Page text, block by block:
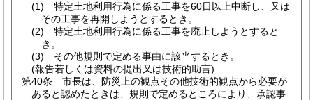
(1)
特定土地利用行為に係る工事を60日以上中断し、又は
その工事を再開しようとするとき。
(2)
特定土地利用行為に係る工事を廃止しようとすると
き。
(3)
その他規則で定める事由に該当するとき。
(報告若しくは資料の提出又は技術的助言)
第40条
市長は、防災上の観点その他技術的観点から必要が
あると認めたときは、規則で定めるところにより、承認事